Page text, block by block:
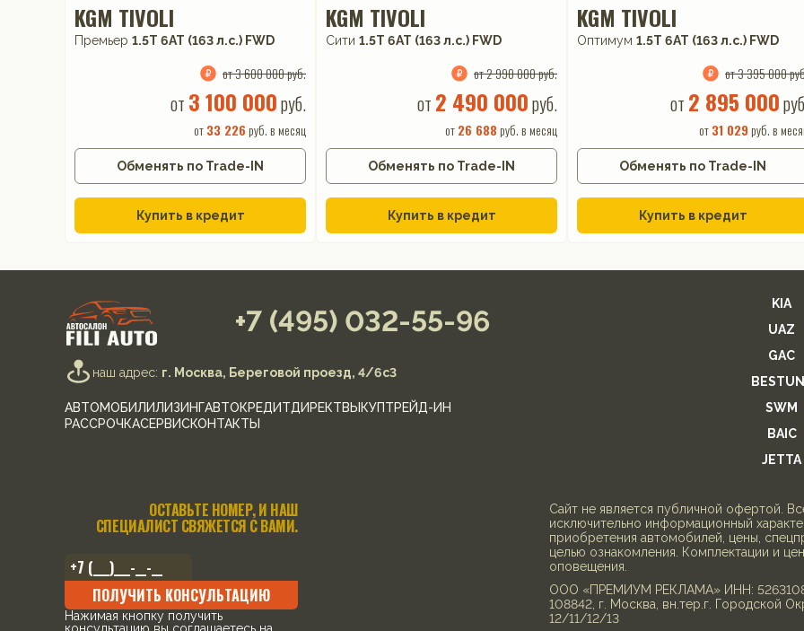
KGM TIVOLI
Премьер 1.5T 6AT (163 л.с.) FWD
от 3 600 000 руб.
от 3 100 000руб.
от33 226 руб. в месяц
Обменять по Trade-IN
Купить в кредит
KGM TIVOLI
Сити 1.5T 6AT (163 л.с.) FWD
от 2 990 000 руб.
от 2 490 000руб.
от26 688 руб. в месяц
Обменять по Trade-IN
Купить в кредит
KGM TIVOLI
Оптимум 1.5T 6AT (163 л.с.) FWD
от 3 395 000
от 2 895 000
от31 029 руб. в
Обменять по Trade-IN
Купить в кредит
+7 (495) 032-55-96
наш адрес: г. Москва, Береговой проезд, 4/6с3
АВТОМОБИЛИЛИЗИНГАВТОКРЕДИТДИРЕКТВЫКУПТРЕЙД-ИН
РАССРОЧКАСЕРВИСКОНТАКТЫ
KIA
UAZ
GAC
SWM
BAIC
JETTA
ОСТАВЬТЕ НОМЕР, И НАШ
СПЕЦИАЛИСТ СВЯЖЕТСЯ С ВАМИ.
ПОЛУЧИТЬ КОНСУЛЬТАЦИЮ
Нажимая кнопку получить
Cайт не является публичной офертой.
исключительно информационный
приобретения автомобилей, цены,
целью ознакомления. Комплектации и
оповещения.
ООО «ПРЕМИУМ РЕКЛАМА» ИНН:
108842, г. Москва, вн.тер.г. Городской
12/11/12/13